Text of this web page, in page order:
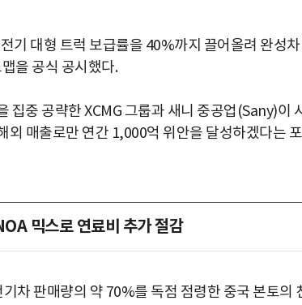
기 대형 트럭 보급률을 40%까지 끌어올려 완성차
을 공식 공시했다.
집중 공략한 XCMG 그룹과 새니 중공업(Sany)이
외 매출로만 연간 1,000억 위안을 달성하겠다는 포
믹스로 연료비 추가 절감
차 판매량의 약 70%를 독점 점령한 중국 본토의